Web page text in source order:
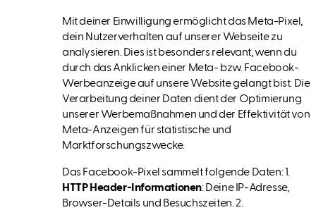
Mit deiner Einwilligung ermöglicht das Meta-Pixel,
dein Nutzerverhalten auf unserer Webseite zu
analysieren. Dies ist besonders relevant, wenn du
durch das Anklicken einer Meta- bzw. Facebook-
Werbeanzeige auf unsere Website gelangt bist. Die
Verarbeitung deiner Daten dient der Optimierung
unserer Werbemaßnahmen und der Effektivität von
Meta-Anzeigen für statistische und
Marktforschungszwecke.
Das Facebook-Pixel sammelt folgende Daten: 1.
HTTP Header-Informationen: Deine IP-Adresse,
Browser-Details und Besuchszeiten. 2.